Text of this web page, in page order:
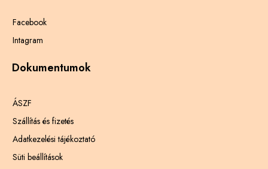
Facebook
Intagram
Dokumentumok
ÁSZF
Szállítás és fizetés
Adatkezelési tájékoztató
Süti beállítások